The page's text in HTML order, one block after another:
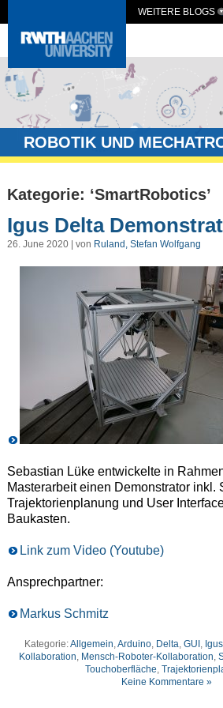
WEITERE BLOGS
ROBOTIK UND
Kategorie: ‘SmartRobotics’
Igus Delta
26. June 2020 | von Ruland, Stefan Wolfgang
Sebastian Lüke entwickelte in
Masterarbeit einen Demonstrator inkl.
Trajektorienplanung und User
Baukasten.
Link zum Video (Youtube)
Ansprechpartner:
Markus Schmitz
Kategorie:Allgemein,Arduino, Delta, GUI , Igus
Kollaboration, Mensch-Roboter-Kollaboration,
Touchoberfläche,
Keine Kommentare »